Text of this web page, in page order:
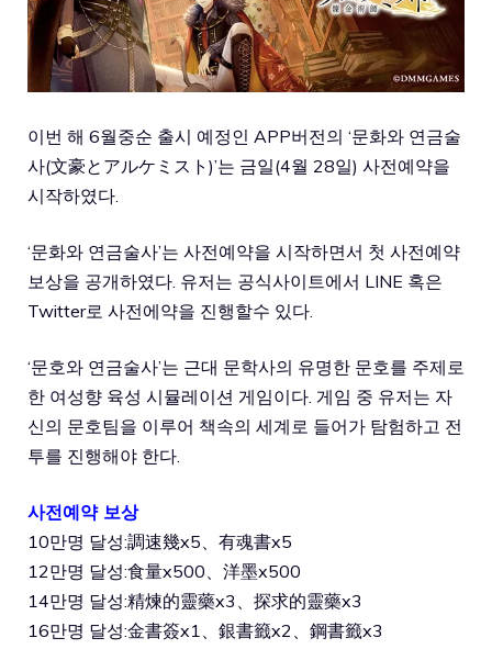
이번 해 6월중순 출시 예정인 APP버전의 ‘문화와 연금술
사(文豪とアルケミスト)’는 금일(4월 28일) 사전예약을
시작하였다.
‘문화와 연금술사’는 사전예약을 시작하면서 첫 사전예약
보상을 공개하였다. 유저는 공식사이트에서 LINE 혹은
Twitter로 사전에약을 진행할수 있다.
‘문호와 연금술사’는 근대 문학사의 유명한 문호를 주제로
한 여성향 육성 시뮬레이션 게임이다. 게임 중 유저는 자
신의 문호팀을 이루어 책속의 세계로 들어가 탐험하고 전
투를 진행해야 한다.
사전예약 보상
10만명 달성:調速幾x5、有魂書x5
12만명 달성:食量x500、洋墨x500
14만명 달성:精煉的靈藥x3、探求的靈藥x3
16만명 달성:金書簽x1、銀書籤x2、鋼書籤x3